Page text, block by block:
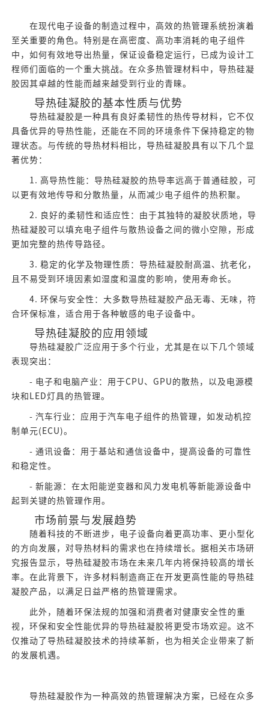
在现代电子设备的制造过程中，高效的热管理系统扮演着
至关重要的角色。特别是在高密度、高功率消耗的电子组件
中，如何有效地导出热量，保证设备稳定运行，已成为设计工
程师们面临的一个重大挑战。在众多热管理材料中，导热硅凝
胶因其卓越的性能而越来越受到行业的青睐。
导热硅凝胶的基本性质与优势
导热硅凝胶是一种具有良好柔韧性的热传导材料，它不仅
具备优异的导热性能，还能在不同的环境条件下保持稳定的物
理状态。与传统的导热材料相比，导热硅凝胶具有以下几个显
著优势：
1. 高导热性能：导热硅凝胶的热导率远高于普通硅胶，可
以更有效地传导和分散热量，从而减少电子组件的热积聚。
2. 良好的柔韧性和适应性：由于其独特的凝胶状质地，导
热硅凝胶可以填充电子组件与散热设备之间的微小空隙，形成
更加完整的热传导路径。
3. 稳定的化学及物理性质：导热硅凝胶耐高温、抗老化，
且不易受到环境因素如湿度和温度的影响，使用寿命长。
4. 环保与安全性：大多数导热硅凝胶产品无毒、无味，符
合环保标准，适合用于各种敏感的电子设备中。
导热硅凝胶的应用领域
导热硅凝胶广泛应用于多个行业，尤其是在以下几个领域
表现突出：
- 电子和电脑产业：用于CPU、GPU的散热，以及电源模
块和LED灯具的热管理。
- 汽车行业：应用于汽车电子组件的热管理，如发动机控
制单元(ECU)。
- 通讯设备：用于基站和通信设备中，提高设备的可靠性
和稳定性。
- 新能源：在太阳能逆变器和风力发电机等新能源设备中
起到关键的热管理作用。
市场前景与发展趋势
随着科技的不断进步，电子设备向着更高功率、更小型化
的方向发展，对导热材料的需求也在持续增长。据相关市场研
究报告显示，导热硅凝胶市场在未来几年内将保持较高的增长
率。在此背景下，许多材料制造商正在开发更高性能的导热硅
凝胶产品，以满足日益严格的热管理需求。
此外，随着环保法规的加强和消费者对健康安全性的重
视，环保和安全性能优异的导热硅凝胶将更受市场欢迎。这不
仅推动了导热硅凝胶技术的持续革新，也为相关企业带来了新
的发展机遇。
导热硅凝胶作为一种高效的热管理解决方案，已经在众多